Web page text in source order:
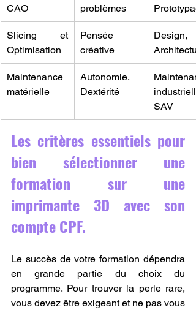
CAO
problèmes
Slicing et
Optimisation
Pensée
créative
Design,
Maintenance
matérielle
Autonomie,
Dextérité
SAV
Les critères essentiels pour
bien sélectionner une
formation sur une
imprimante 3D avec son
compte CPF.
Le succès de votre formation dépendra
en grande partie du choix du
programme. Pour trouver la perle rare,
vous devez être exigeant et ne pas vous